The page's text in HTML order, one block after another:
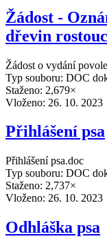
Žádost -
dřevin
Žádost o vydání
Typ souboru: DOC
Staženo: 2,679×
Vloženo: 26. 10. 2023
Přihlášení psa
Přihlášení psa.doc
Typ souboru: DOC
Staženo: 2,737×
Vloženo: 26. 10. 2023
Odhláška psa